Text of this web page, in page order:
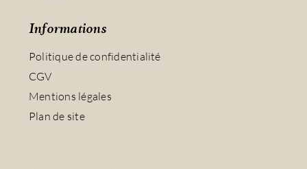
Informations
Politique de confidentialité
CGV
Mentions légales
Plan de site